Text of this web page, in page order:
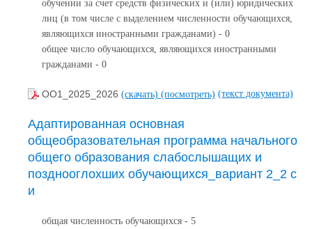
обучении за счет средств физических и (или) юридических
лиц (в том числе с выделением численности обучающихся,
являющихся иностранными гражданами) - 0
общее число обучающихся, являющихся иностранными
гражданами - 0
ОО1_2025_2026 (скачать) (посмотреть) (текст документа)
Адаптированная основная
общеобразовательная программа начального
общего образования слабослышащих и
позднооглохших обучающихся_вариант 2_2 с
и
общая численность обучающихся - 5